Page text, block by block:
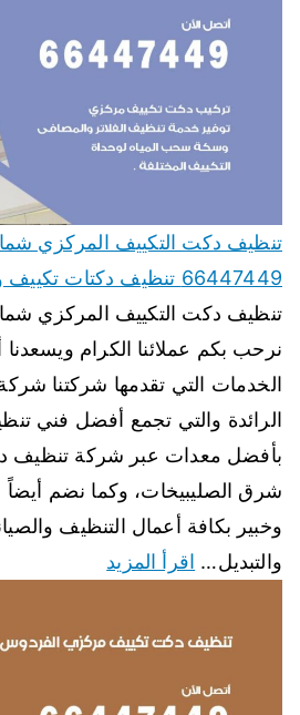
تنظيف دكت التكييف المركزي
66447449 تنظيف دكتات تكييف وشفاطات
تنظيف دكت التكييف المركزي
نرحب بكم عملائنا الكرام
الخدمات التي تقدمها شركتنا
الرائدة والتي تجمع أفضل فني
بأفضل معدات عبر شركة تنظيف
شرق الصليبيخات، وكما نضم
وخبير بكافة أعمال التنظيف
والتبديل… اقرأ المزيد